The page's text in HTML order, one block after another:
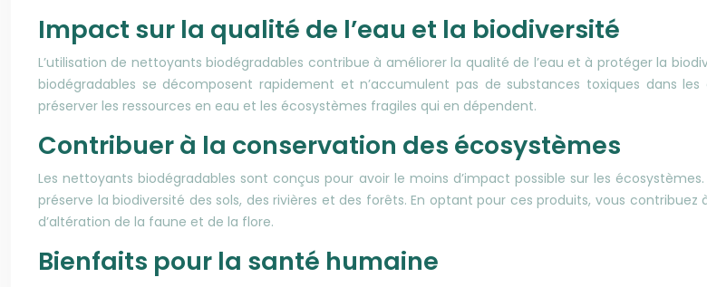
Impact sur la qualité de l’eau et la biodiversité
L’utilisation de nettoyants biodégradables contribue à améliorer la qualité de l’eau et à protéger la
biodégradables se décomposent rapidement et n’accumulent pas de substances toxiques dans
préserver les ressources en eau et les écosystèmes fragiles qui en dépendent.
Contribuer à la conservation des écosystèmes
Les nettoyants biodégradables sont conçus pour avoir le moins d’impact possible sur les
préserve la biodiversité des sols, des rivières et des forêts. En optant pour ces produits, vous
d’altération de la faune et de la flore.
Bienfaits pour la santé humaine